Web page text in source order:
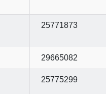
25771873
29665082
25775299